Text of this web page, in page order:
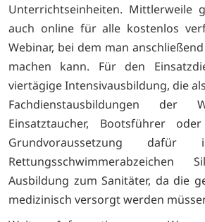
Unterrichtseinheiten. Mittlerweile
auch online für alle kostenlos
Webinar, bei dem man
machen kann. Für den
viertägige Intensivausbildung, die
Fachdienstausbildungen der
Einsatztaucher, Bootsführer oder
Grundvoraussetzung
Ausbildung zum Sanitäter, da die
medizinisch versorgt werden